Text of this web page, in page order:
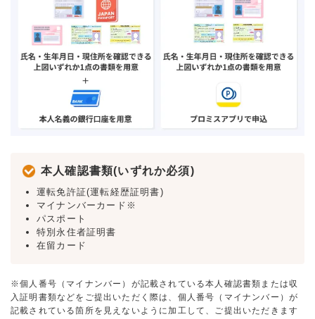
本人確認書類(いずれか必須)
運転免許証(運転経歴証明書)
マイナンバーカード※
パスポート
特別永住者証明書
在留カード
※個人番号（マイナンバー）が記載されている本人確認書類または収
入証明書類などをご提出いただく際は、個人番号（マイナンバー）が
記載されている箇所を見えないように加工して、ご提出いただきます